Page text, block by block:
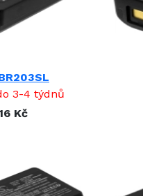
3-4 týdnů
Kč